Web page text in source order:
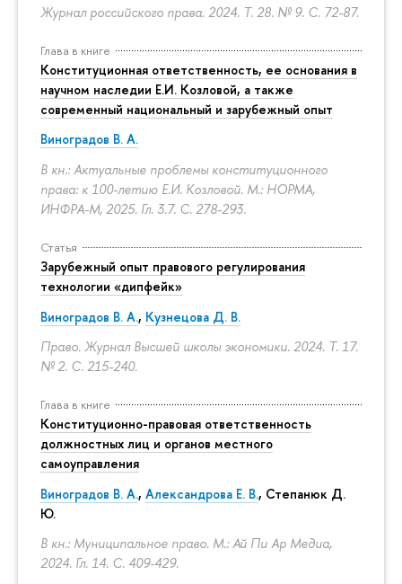
Журнал российского права. 2024. Т. 28. № 9. С. 72-87.
Глава в книге
Конституционная ответственность, ее основания в
научном наследии Е.И. Козловой, а также
современный национальный и зарубежный опыт
Виноградов В. А.
В кн.: Актуальные проблемы конституционного
права: к 100-летию Е.И. Козловой. М.: НОРМА,
ИНФРА-М, 2025. Гл. 3.7. С. 278-293.
Статья
Зарубежный опыт правового регулирования
технологии «дипфейк»
Виноградов В. А., Кузнецова Д. В.
Право. Журнал Высшей школы экономики. 2024. Т. 17.
№ 2. С. 215-240.
Глава в книге
Конституционно-правовая ответственность
должностных лиц и органов местного
самоуправления
Виноградов В. А., Александрова Е. В., Степанюк Д.
Ю.
В кн.: Муниципальное право. М.: Ай Пи Ар Медиа,
2024. Гл. 14. С. 409-429.